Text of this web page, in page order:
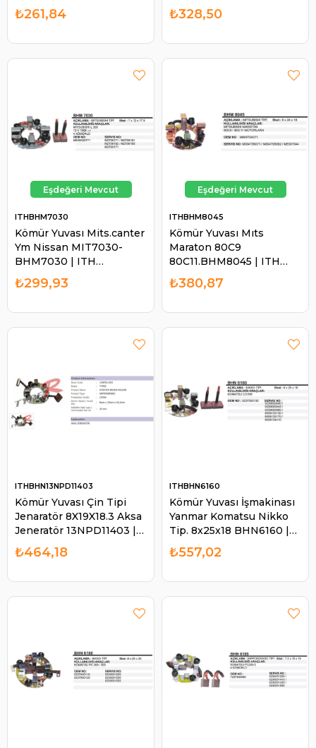
₺261,84 ₺328,50
Kömür Yuvası Mits.canter
Ym Nissan MIT7030-
BHM7030 | ITH
BHM7030
ITHBHM7030
₺299,93
Kömür Yuvası Mıts
Maraton 80C9
80C11.BHM8045 | ITH
BHM8045
ITHBHM8045
₺380,87
Kömür Yuvası Çin Tipi
Jenaratör 8X19X18.3 Aksa
Jeneratör 13NPD11403 |
ITH BHN13NPD11403
ITHBHN13NPD11403
₺464,18
Kömür Yuvası İşmakinası
Yanmar Komatsu Nikko
Tip. 8x25x18 BHN6160 |
ITH BHN6160
ITHBHN6160
₺557,02